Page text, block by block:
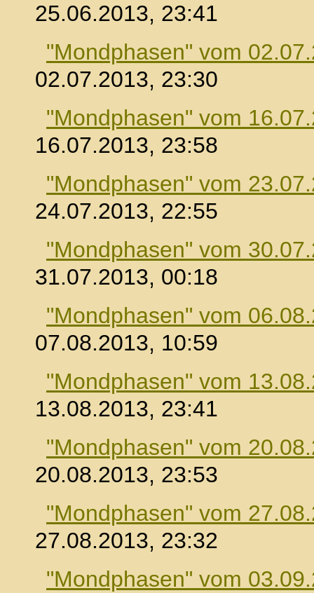
25.06.2013, 23:41
"Mondphasen" vom
02.07.2013, 23:30
"Mondphasen" vom
16.07.2013, 23:58
"Mondphasen" vom
24.07.2013, 22:55
"Mondphasen" vom
31.07.2013, 00:18
"Mondphasen" vom
07.08.2013, 10:59
"Mondphasen" vom
13.08.2013, 23:41
"Mondphasen" vom
20.08.2013, 23:53
"Mondphasen" vom
27.08.2013, 23:32
"Mondphasen" vom